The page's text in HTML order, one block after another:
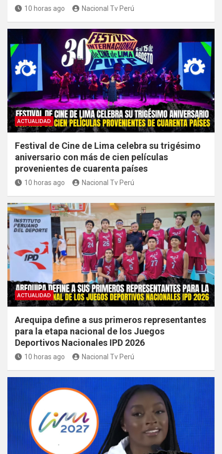
10 horas ago Nacional Tv Perú
ACTUALIDAD
Festival de Cine de Lima celebra su trigésimo
aniversario con más de cien películas
provenientes de cuarenta países
10 horas ago Nacional Tv Perú
ACTUALIDAD
Arequipa define a sus primeros representantes
para la etapa nacional de los Juegos
Deportivos Nacionales IPD 2026
10 horas ago Nacional Tv Perú